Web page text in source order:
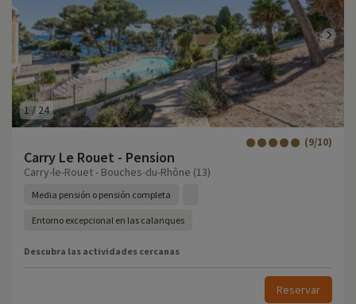
1/ 24
Carry Le Rouet - Pension
(9/10)
Carry-le-Rouet - Bouches-du-Rhône (13)
Media pensión o pensión completa
Entorno excepcional en las calanques
Descubra las actividades cercanas
Reservar